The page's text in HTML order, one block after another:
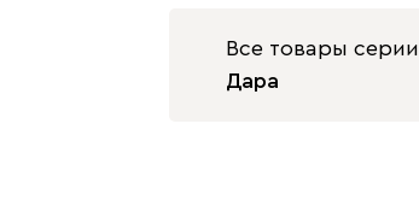
Терракота
Все товары серии
Дара